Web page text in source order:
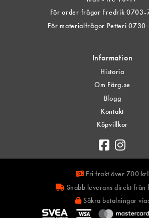
För order frågor Fredrik
För materialfrågor Petteri
Information
Historia
Om Färg.se
Blogg
Kontakt
Köpvillkor
Fri frakt över 700 kr!
Snabb leverans direkt från
Säkra betalningar via: